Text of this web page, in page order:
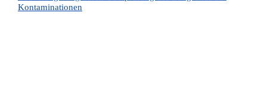
Kontaminationen